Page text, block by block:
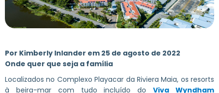
Por Kimberly Inlander em 25 de agosto de 2022
Onde quer que seja a família
Localizados no Complexo Playacar da Riviera Maia, os resorts
à beira-mar com tudo incluído doViva Wyndham